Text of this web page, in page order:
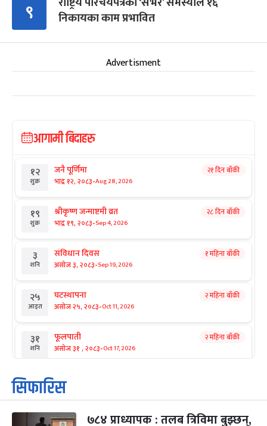
९
निकायका काम प्रभावित
Advertisment
आगामी बिदाहरु
१२
शुक्र
जनै पूर्णिमा
भाद्र १२, २०८३-Aug 28, 2026
२१ दिन बाँकी
१९
शुक्र
श्रीकृष्ण जन्माष्टमी व्रत
भाद्र १९, २०८३-Sep 4, 2026
२८ दिन बाँकी
३
शनि
संविधान दिवस
असोज ३, २०८३-Sep 19, 2026
१ महिना बाँकी
२५
आइत
घटस्थापना
असोज २५, २०८३-Oct 11, 2026
२ महिना बाँकी
३१
शनि
फूलपाती
असोज ३१ , २०८३-Oct 17, 2026
२ महिना बाँकी
१
आइत
कार्तिक सङ्क्रान्ति
कार्तिक १, २०८३
महानवमी २ महिना बाँकी
सिफारिस
७८४ प्राध्यापक : तलब त्रिविमा बुझ्छन्,